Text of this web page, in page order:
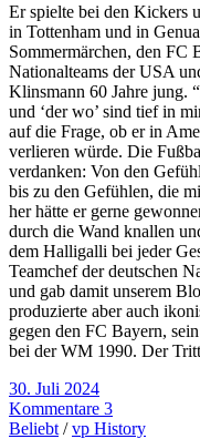
Er spielte bei den Kickers
in Tottenham und in
Sommermärchen, den FC
Nationalteams der USA
Klinsmann 60 Jahre jung.
und ‘der wo’ sind tief in
auf die Frage, ob er in
verlieren würde. Die
verdanken: Von den
bis zu den Gefühlen, die
her hätte er gerne
durch die Wand knallen
dem Halligalli bei jeder
Teamchef der deutschen
und gab damit unserem
produzierte aber auch
gegen den FC Bayern,
bei der WM 1990. Der
30. Juli 2024
Kommentare 3
Beliebt /vp History